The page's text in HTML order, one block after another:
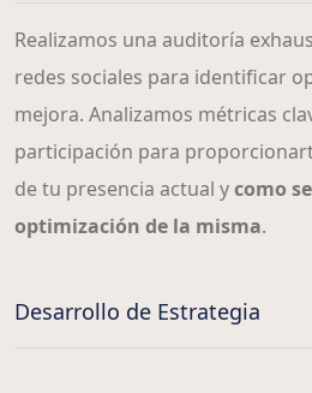
Realizamos una auditoría
redes sociales para identificar
mejora. Analizamos métricas
participación para
de tu presencia actual ycomo
optimización de la misma.
Desarrollo de Estrategia